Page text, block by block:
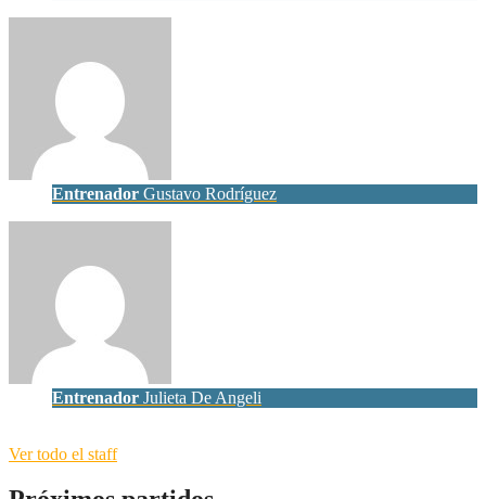
Entrenador Gustavo Rodríguez
Entrenador Julieta De Angeli
Ver todo el staff